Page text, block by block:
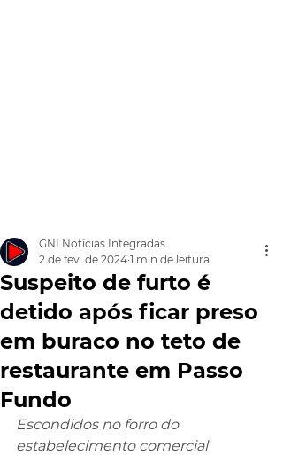
Suspeito de furto é
detido após ficar preso
em buraco no teto de
restaurante em Passo
Fundo
GNI Notícias Integradas
2 de fev. de 2024 1 min de leitura
Escondidos no forro do
estabelecimento comercial